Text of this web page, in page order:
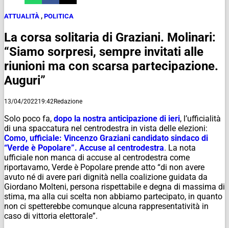
ATTUALITÀ , POLITICA
La corsa solitaria di Graziani. Molinari:
“Siamo sorpresi, sempre invitati alle
riunioni ma con scarsa partecipazione.
Auguri”
13/04/202219:42Redazione
Solo poco fa, dopo la nostra anticipazione di ieri, l’ufficialità
di una spaccatura nel centrodestra in vista delle elezioni:
Como, ufficiale: Vincenzo Graziani candidato sindaco di
“Verde è Popolare”. Accuse al centrodestra. La nota
ufficiale non manca di accuse al centrodestra come
riportavamo, Verde è Popolare prende atto “di non avere
avuto né di avere pari dignità nella coalizione guidata da
Giordano Molteni, persona rispettabile e degna di massima di
stima, ma alla cui scelta non abbiamo partecipato, in quanto
non ci spetterebbe comunque alcuna rappresentatività in
caso di vittoria elettorale”.